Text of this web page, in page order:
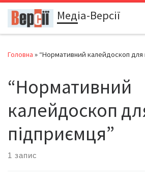
Перейти до вмістуМедіа-Версії
Головна » “Нормативний калейдоскоп для
“Нормативний
калейдоскоп
підприємця”
1 запис